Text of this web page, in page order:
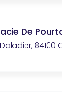
De
84100